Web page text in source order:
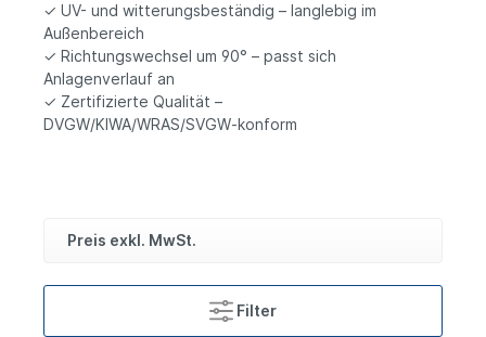
✓ UV- und witterungsbeständig – langlebig im
Außenbereich
✓ Richtungswechsel um 90° – passt sich
Anlagenverlauf an
✓ Zertifizierte Qualität –
DVGW/KIWA/WRAS/SVGW‑konform
Preis exkl. MwSt.
Filter